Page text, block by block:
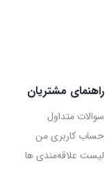
راهنمای مشتریان
سوالات متداول
حساب کاربری من
لیست علاقه‌مندی ها